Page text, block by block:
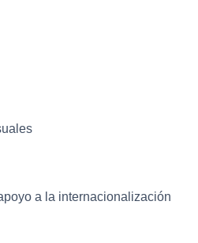
a la internacionalización